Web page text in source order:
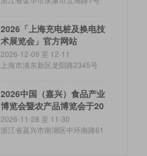
2026「上海充电桩及换电技
术展览会」官方网站
2026-12-09 至 12-11
上海市浦东新区龙阳路2345号
2026中国（嘉兴）食品产业
博览会暨农产品博览会于20
26年11月28日-30日在嘉兴
国际会展中心开幕！欢迎各
2026-11-28 至 11-30
浙江省嘉兴市南湖区中环南路61